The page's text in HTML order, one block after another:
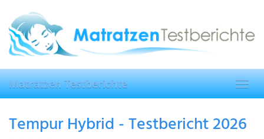
main
content
Matratzen Testberichte
Tempur Hybrid - Testbericht 2026